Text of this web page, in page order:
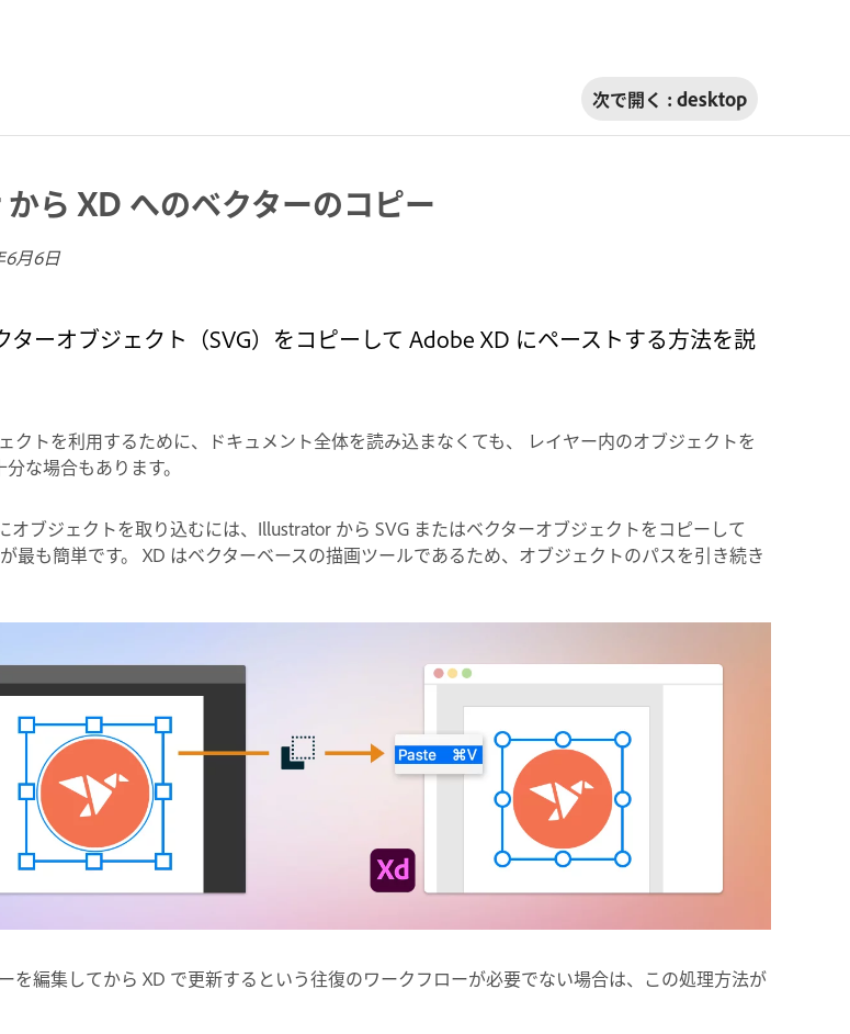
次で開く : desktop
ら XD へのベクターのコピー
6月6日
ターオブジェクト（SVG）をコピーして Adobe XD にペーストする方法を説
クトを利用するために、ドキュメント全体を読み込まなくても、 レイヤー内のオブジェクトを
な場合もあります。
オブジェクトを取り込むには、Illustrator から SVG またはベクターオブジェクトをコピーして
最も簡単です。 XD はベクターベースの描画ツールであるため、オブジェクトのパスを引き続き
を編集してから XD で更新するという往復のワークフローが必要でない場合は、この処理方法が